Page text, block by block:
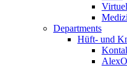
Departments
Hüft- und